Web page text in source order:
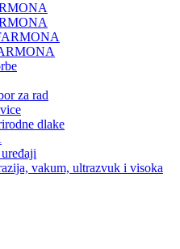
za rad
dlake
vakum, ultrazvuk i visoka